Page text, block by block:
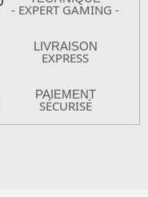
- EXPERT GAMING -
LIVRAISON
EXPRESS
PAIEMENT
SÉCURISÉ